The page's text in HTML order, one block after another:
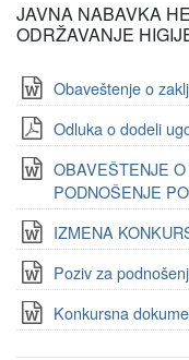
JAVNA NABAVKA
ODRŽAVANJE
Obaveštenje o
Odluka o dodeli
OBAVEŠTENJE
PODNOŠENJE
IZMENA
Poziv za
Konkursna